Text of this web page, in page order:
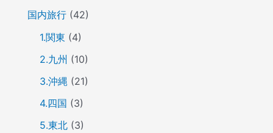
国内旅行(42)
1.関東 (4)
2.九州 (10)
3.沖縄(21)
4.四国 (3)
5.東北(3)